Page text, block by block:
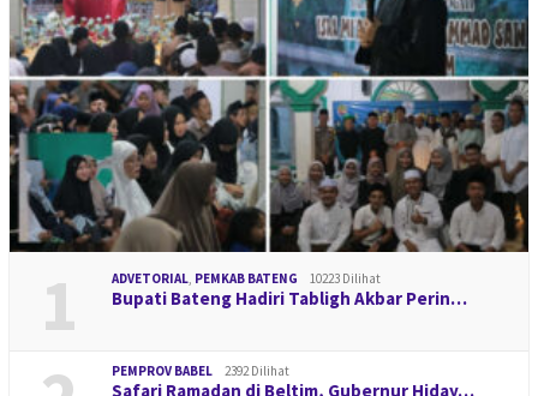
1 ADVETORIAL PEMKAB BATENG 10223 Dilihat
Bupati Bateng Hadiri Tabligh Akbar Perin…
PEMPROV BABEL 2392 Dilihat
Safari Ramadan di Beltim, Gubernur Hiday…